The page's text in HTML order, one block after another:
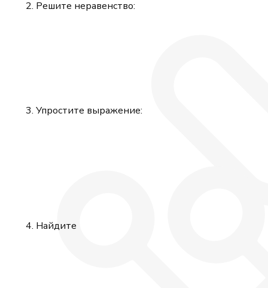
Решите неравенство:
Упростите выражение:
Найдите